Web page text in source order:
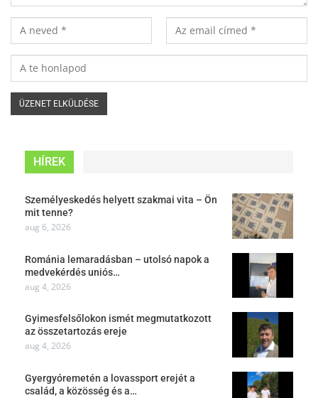
HÍREK
Személyeskedés helyett szakmai vita – Ön
mit tenne?
aug 6, 2026
Románia lemaradásban – utolsó napok a
medvekérdés uniós…
aug 4, 2026
Gyimesfelsőlokon ismét megmutatkozott
az összetartozás ereje
aug 4, 2026
Gyergyóremetén a lovassport erejét a
család, a közösség és a…